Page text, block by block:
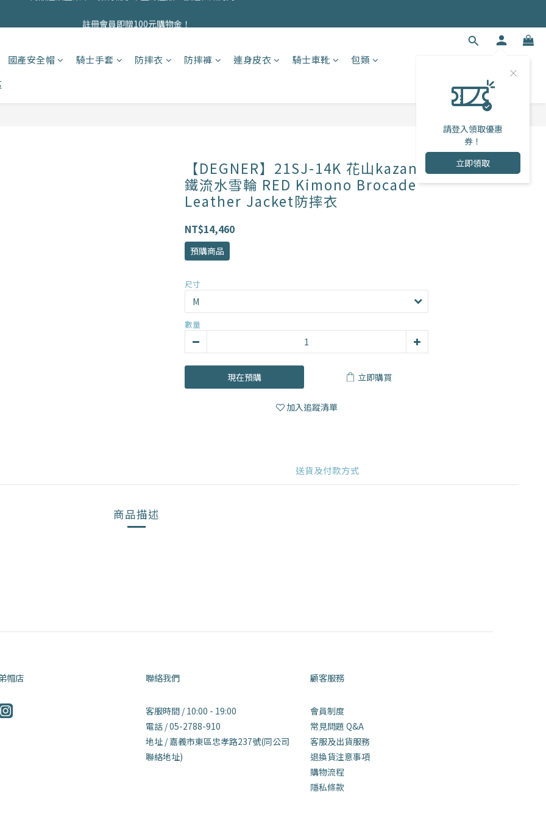
註冊會員即贈100元購物金！
請登入領取優惠
券！
立即領取
國產安全帽 騎士手套 防摔衣 防摔褲 連身皮衣 騎士車靴
包類
【DEGNER】21SJ-14K 花山kazan
鐵流水雪輪 RED Kimono Brocade
Leather Jacket防摔衣
NT$14,460
預購商品
尺寸
數量
現在預購 立即購買
加入追蹤清單
送貨及付款方式
商品描述
立即購買
帽店 聯絡我們
客服時間 / 10:00 - 19:00
電話 / 05-2788-910
地址 / 嘉義市東區忠孝路237號(同公司
聯絡地址)
顧客服務
會員制度
常見問題 Q&A
客服及出貨服務
退換貨注意事項
購物流程
隱私條款